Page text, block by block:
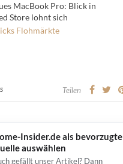
MacBook Pro: Blick in
Store lohnt sich
Flohmärkte
Teilen
Insider.de als bevorzugte
auswählen
gefällt unser Artikel? Dann